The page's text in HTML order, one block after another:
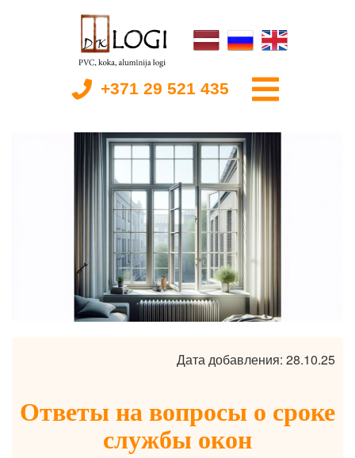
+371 29 521 435
Дата добавления: 28.10.25
Ответы на вопросы о сроке
службы окон